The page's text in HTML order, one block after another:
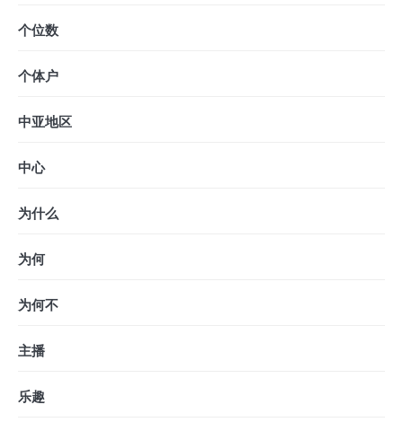
个位数
个体户
中亚地区
中心
为什么
为何
为何不
主播
乐趣